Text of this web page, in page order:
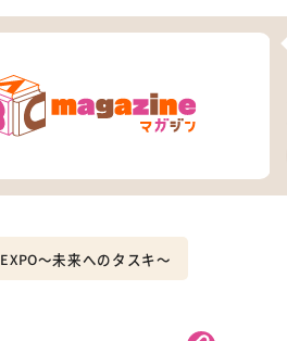
EXPO～未来へのタスキ～